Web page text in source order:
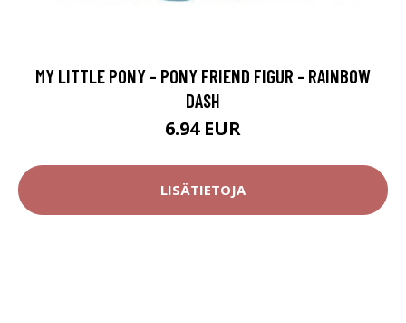
MY LITTLE PONY - PONY FRIEND FIGUR - RAINBOW
DASH
6.94 EUR
LISÄTIETOJA